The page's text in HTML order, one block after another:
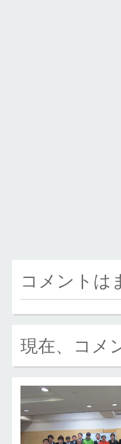
コメントは
現在、コメ